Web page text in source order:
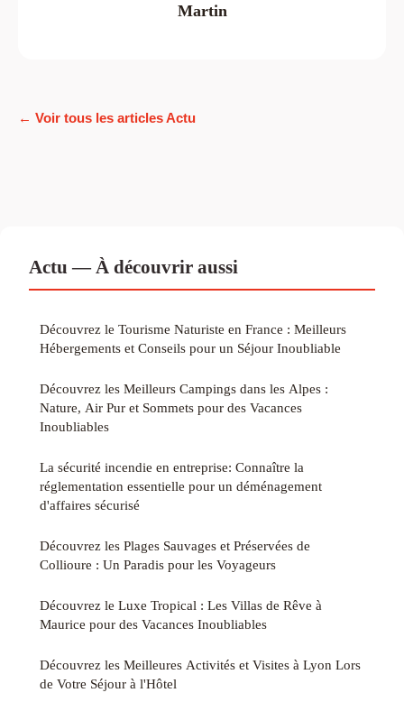
Martin
← Voir tous les articles Actu
Actu — À découvrir aussi
Découvrez le Tourisme Naturiste en France : Meilleurs
Hébergements et Conseils pour un Séjour Inoubliable
Découvrez les Meilleurs Campings dans les Alpes :
Nature, Air Pur et Sommets pour des Vacances
Inoubliables
La sécurité incendie en entreprise: Connaître la
réglementation essentielle pour un déménagement
d'affaires sécurisé
Découvrez les Plages Sauvages et Préservées de
Collioure : Un Paradis pour les Voyageurs
Découvrez le Luxe Tropical : Les Villas de Rêve à
Maurice pour des Vacances Inoubliables
Découvrez les Meilleures Activités et Visites à Lyon Lors
de Votre Séjour à l'Hôtel